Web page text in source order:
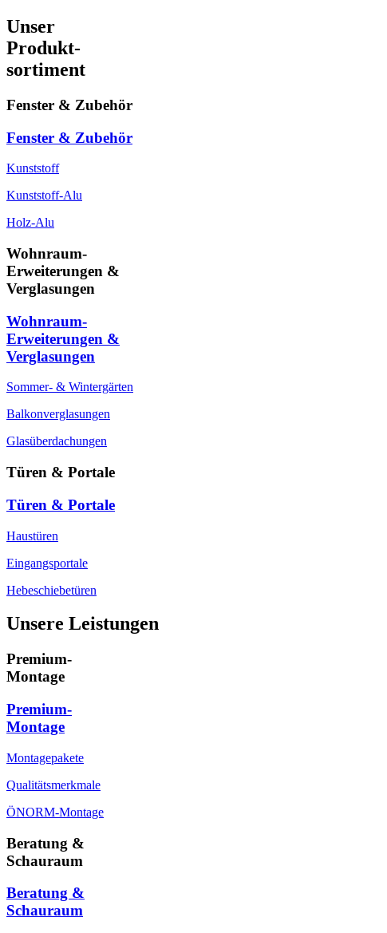
Unser
Produkt-
sortiment
Fenster & Zubehör
Fenster & Zubehör
Kunststoff
Kunststoff-Alu
Holz-Alu
Wohnraum-
Erweiterungen &
Verglasungen
Wohnraum-
Erweiterungen &
Verglasungen
Sommer- & Wintergärten
Balkonverglasungen
Glasüberdachungen
Türen & Portale
Türen & Portale
Haustüren
Eingangsportale
Hebeschiebetüren
Unsere Leistungen
Premium-
Montage
Premium-
Montage
Montagepakete
Qualitätsmerkmale
ÖNORM-Montage
Beratung &
Schauraum
Beratung &
Schauraum